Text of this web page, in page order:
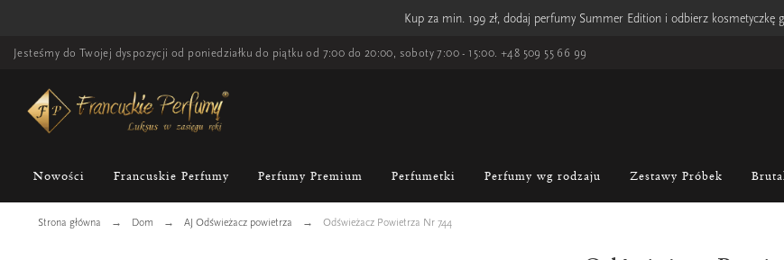
Kup za min. 199 zł, dodaj perfumy Summer Edition i odbierz kosmetyczkę
Jesteśmy do Twojej dyspozycji od poniedziałku do piątku od 7:00 do 20:00, soboty 7:00 - 15:00. +48 509 55 66 99
Nowości Francuskie Perfumy Perfumy Premium Perfumetki Perfumy wg rodzaju Zestawy Próbek
Strona główna Dom AJ Odświeżacz powietrza Odświeżacz Powietrza Nr 744